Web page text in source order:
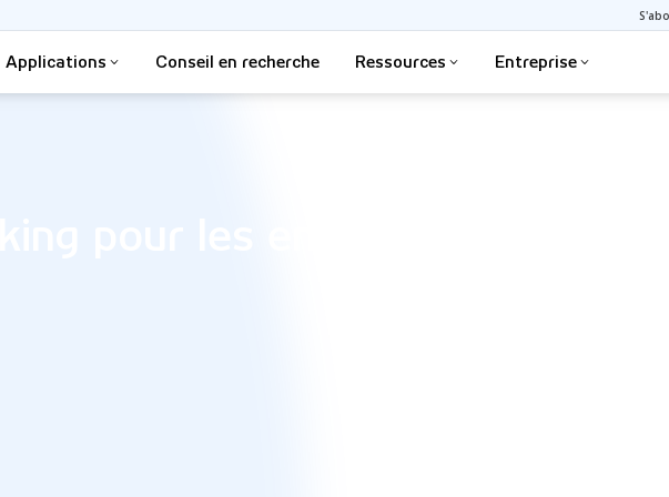
Applications Conseil en recherche Ressources Entreprise
pour les enfants